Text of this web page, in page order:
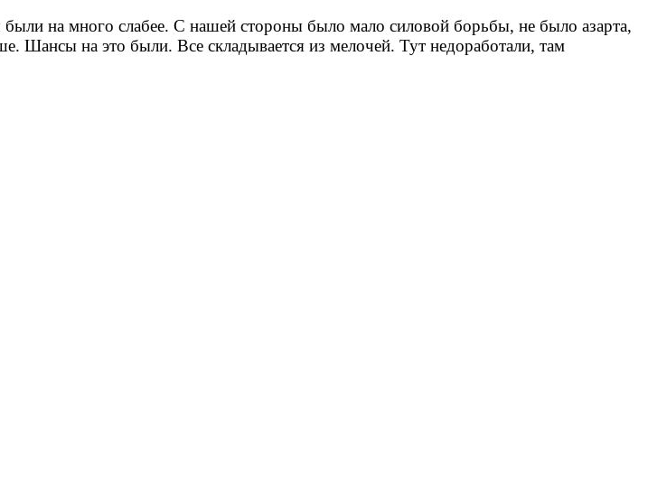
на много слабее. С нашей стороны было мало силовой борьбы, не было азарта,
Шансы на это были. Все складывается из мелочей. Тут недоработали, там